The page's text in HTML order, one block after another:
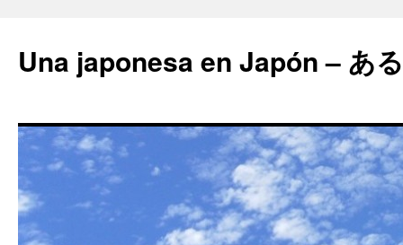
Una japonesa en Japón – あ